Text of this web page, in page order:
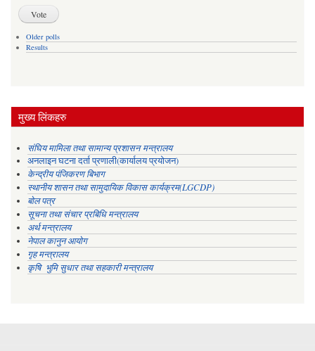
Older polls
Results
मुख्य लिंकहरु
संघिय मामिला तथा सामान्य प्रशासन मन्त्रालय
अनलाइन घटना दर्ता प्रणाली(कार्यालय प्रयोजन)
केन्द्रीय पंजिकरण बिभाग
स्थानीय शासन तथा सामुदायिक विकास कार्यक्रम(LGCDP)
बोल पत्र
सूचना तथा संचार प्रबिधि मन्त्रालय
अर्थ मन्त्रालय
नेपाल कानुन आयोग
गृह मन्त्रालय
कृषि भुमि सुधार तथा सहकारी मन्त्रालय